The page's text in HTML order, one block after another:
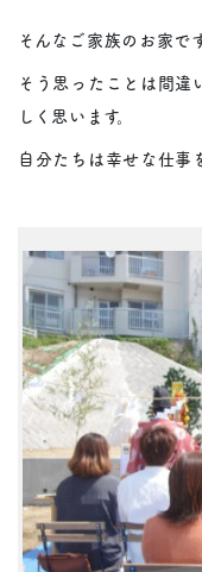
そんなご家族のお家で
そう思ったことは間
しく思います。
自分たちは幸せな仕事